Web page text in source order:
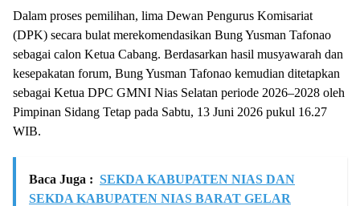
Dalam proses pemilihan, lima Dewan Pengurus Komisariat
(DPK) secara bulat merekomendasikan Bung Yusman Tafonao
sebagai calon Ketua Cabang. Berdasarkan hasil musyawarah dan
kesepakatan forum, Bung Yusman Tafonao kemudian ditetapkan
sebagai Ketua DPC GMNI Nias Selatan periode 2026–2028 oleh
Pimpinan Sidang Tetap pada Sabtu, 13 Juni 2026 pukul 16.27
WIB.
Baca Juga : SEKDA KABUPATEN NIAS DAN
SEKDA KABUPATEN NIAS BARAT GELAR